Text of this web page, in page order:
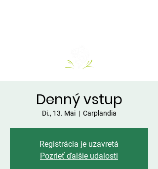
Denný vstup
Di., 13. Mai
  |
Carplandia
Registrácia je uzavretá
Pozrieť ďalšie udalosti